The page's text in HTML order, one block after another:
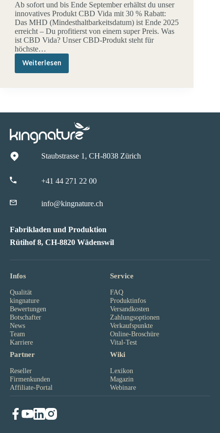
Ab sofort und bis Ende September erhältst du unser
innovatives Produkt CBD Vida mit 30 % Rabatt:
Das MHD (Mindesthaltbarkeitsdatum) ist Ende 2025
erreicht – Du profitierst von einem super Preis. Was
ist CBD Vida? Unser CBD-Produkt steht für
höchste…
Weiterlesen
Profitiere
auf
Staubstrasse 1, CH-8038 Zürich
+41 44 271 22 00
info@kingnature.ch
Fabrikladen und Produktion
Rütihof 8, CH-8820 Wädenswil
Infos
Qualität
kingnature
Bewertungen
Botschafter
News
Team
Karriere
Service
FAQ
Produktinfos
Versandkosten
Zahlungsoptionen
Verkaufspunkte
Online-Broschüre
Vital-Test
Partner
Reseller
Firmenkunden
Affiliate-Portal
Wiki
Lexikon
Magazin
Webinare